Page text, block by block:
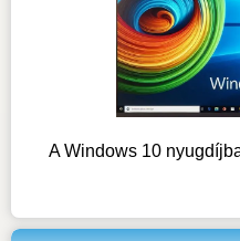
A Windows 10